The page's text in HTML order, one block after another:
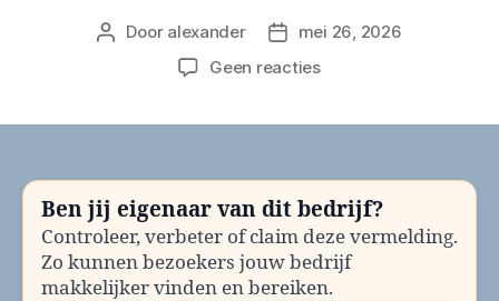
Berichtauteur
Door alexander Berichtdatum
mei 26, 2026
Geen reactiesop
bellen?
Telefoonnummer
en
contactinformatie
Ben jij eigenaar van dit bedrijf?
Controleer, verbeter of claim deze vermelding.
Zo kunnen bezoekers jouw bedrijf
makkelijker vinden en bereiken.